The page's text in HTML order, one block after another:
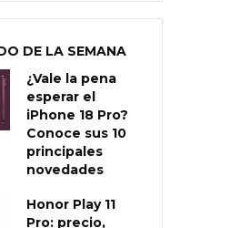
DE LA SEMANA
¿Vale la pena
esperar el
iPhone 18 Pro?
Conoce sus 10
principales
novedades
Honor Play 11
Pro: precio,